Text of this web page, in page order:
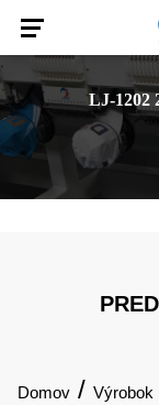
LJ-1202
Domov/ Výrobok